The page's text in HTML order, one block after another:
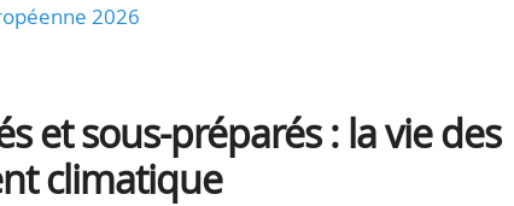
2026
et sous-préparés : la vie des
climatique